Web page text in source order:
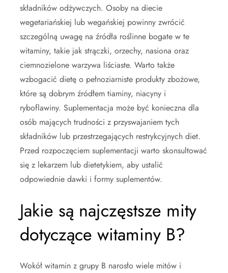
składników odżywczych. Osoby na diecie
wegetariańskiej lub wegańskiej powinny zwrócić
szczególną uwagę na źródła roślinne bogate w te
witaminy, takie jak strączki, orzechy, nasiona oraz
ciemnozielone warzywa liściaste. Warto także
wzbogacić dietę o pełnoziarniste produkty zbożowe,
które są dobrym źródłem tiaminy, niacyny i
ryboflawiny. Suplementacja może być konieczna dla
osób mających trudności z przyswajaniem tych
składników lub przestrzegających restrykcyjnych diet.
Przed rozpoczęciem suplementacji warto skonsultować
się z lekarzem lub dietetykiem, aby ustalić
odpowiednie dawki i formy suplementów.
Jakie są najczęstsze mity
dotyczące witaminy B?
Wokół witamin z grupy B narosło wiele mitów i